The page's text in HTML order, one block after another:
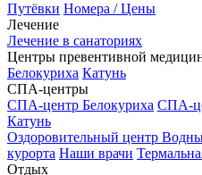
Путёвки Номера / Цены
Лечение
Лечение в санаториях
Центры превентивной
Белокуриха Катунь
СПА-центры
СПА-центр Белокуриха СПА-
Катунь
Оздоровительный центр
курорта Наши врачи
Отдых